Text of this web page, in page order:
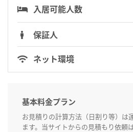
入居可能人数
保証人
ネット環境
基本料金プラン
お見積りの計算方法（日割り等）は
ます。当サイトからの見積もり依頼